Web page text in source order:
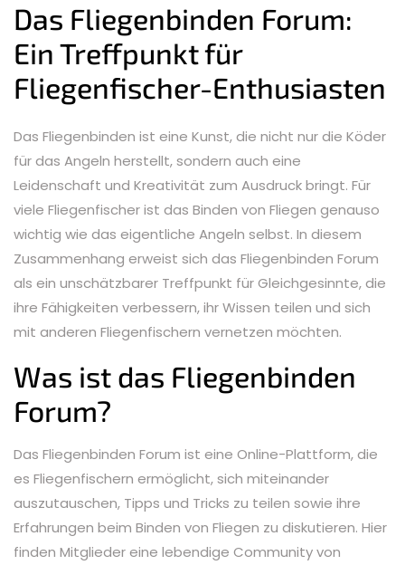
Das Fliegenbinden Forum:
Ein Treffpunkt für
Fliegenfischer-Enthusiasten
Das Fliegenbinden ist eine Kunst, die nicht nur die Köder
für das Angeln herstellt, sondern auch eine
Leidenschaft und Kreativität zum Ausdruck bringt. Für
viele Fliegenfischer ist das Binden von Fliegen genauso
wichtig wie das eigentliche Angeln selbst. In diesem
Zusammenhang erweist sich das Fliegenbinden Forum
als ein unschätzbarer Treffpunkt für Gleichgesinnte, die
ihre Fähigkeiten verbessern, ihr Wissen teilen und sich
mit anderen Fliegenfischern vernetzen möchten.
Was ist das Fliegenbinden
Forum?
Das Fliegenbinden Forum ist eine Online-Plattform, die
es Fliegenfischern ermöglicht, sich miteinander
auszutauschen, Tipps und Tricks zu teilen sowie ihre
Erfahrungen beim Binden von Fliegen zu diskutieren. Hier
finden Mitglieder eine lebendige Community von